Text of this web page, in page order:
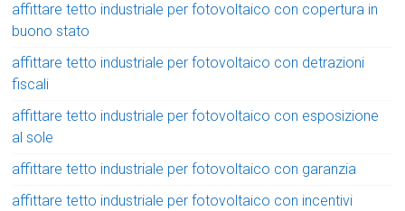
affittare tetto industriale per fotovoltaico con copertura in
buono stato
affittare tetto industriale per fotovoltaico con detrazioni
fiscali
affittare tetto industriale per fotovoltaico con esposizione
al sole
affittare tetto industriale per fotovoltaico con garanzia
affittare tetto industriale per fotovoltaico con incentivi